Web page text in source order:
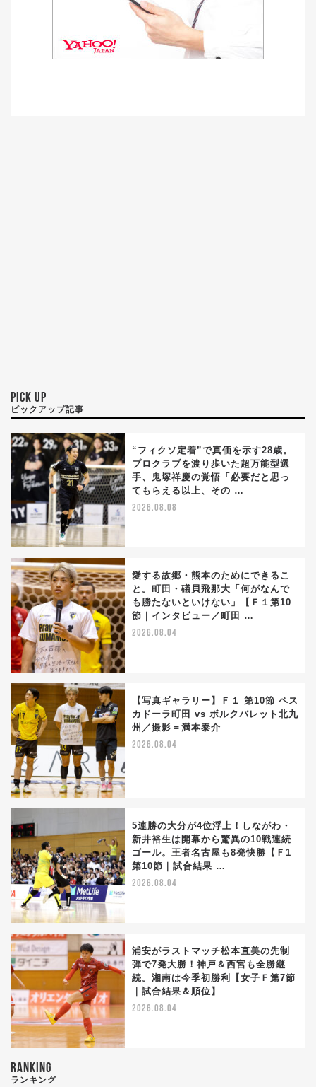
PICK UP
ピックアップ記事
“フィクソ定着”で真価を示す28歳。
プロクラブを渡り歩いた超万能型選
手、鬼塚祥慶の覚悟「必要だと思っ
てもらえる以上、その …
2026.08.08
愛する故郷・熊本のためにできるこ
と。町田・礒貝飛那大「何がなんで
も勝たないといけない」【Ｆ１第10
節｜インタビュー／町田 …
2026.08.04
【写真ギャラリー】Ｆ１ 第10節 ペス
カドーラ町田 vs ボルクバレット北九
州／撮影＝満本泰介
2026.08.04
5連勝の大分が4位浮上！しながわ・
新井裕生は開幕から驚異の10戦連続
ゴール。王者名古屋も8発快勝【Ｆ1
第10節｜試合結果 …
2026.08.04
浦安がラストマッチ松本直美の先制
弾で7発大勝！神戸＆西宮も全勝継
続。湘南は今季初勝利【女子Ｆ第7節
｜試合結果＆順位】
2026.08.04
RANKING
ランキング